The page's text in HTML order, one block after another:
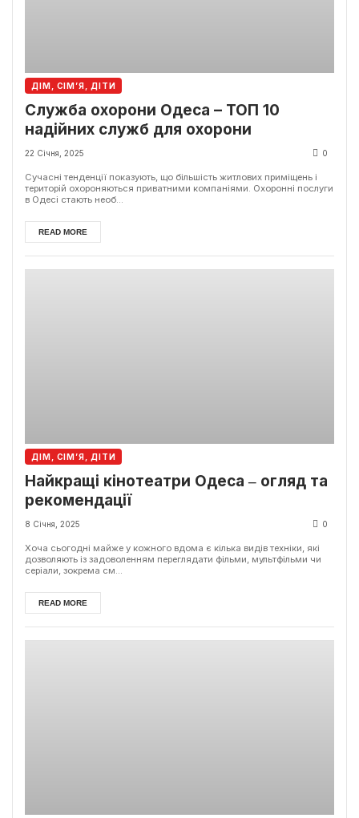
ДІМ, СІМ’Я, ДІТИ
Служба охорони Одеса – ТОП 10
надійних служб для охорони
22 Січня, 2025 0
Сучасні тенденції показують, що більшість житлових приміщень і
територій охороняються приватними компаніями. Охоронні послуги
в Одесі стають необ...
READ MORE
ДІМ, СІМ’Я, ДІТИ
Найкращі кінотеатри Одеса ‒ огляд та
рекомендації
8 Січня, 2025 0
Хоча сьогодні майже у кожного вдома є кілька видів техніки, які
дозволяють із задоволенням переглядати фільми, мультфільми чи
серіали, зокрема см...
READ MORE